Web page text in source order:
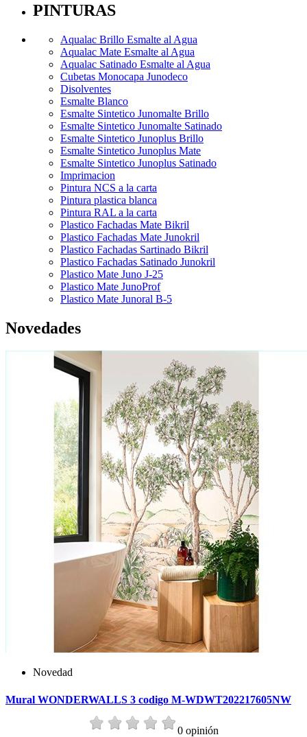
PINTURAS
Aqualac Brillo Esmalte al Agua
Aqualac Mate Esmalte al Agua
Aqualac Satinado Esmalte al Agua
Cubetas Monocapa Junodeco
Disolventes
Esmalte Blanco
Esmalte Sintetico Junomalte Brillo
Esmalte Sintetico Junomalte Satinado
Esmalte Sintetico Junoplus Brillo
Esmalte Sintetico Junoplus Mate
Esmalte Sintetico Junoplus Satinado
Imprimacion
Pintura NCS a la carta
Pintura plastica blanca
Pintura RAL a la carta
Plastico Fachadas Mate Bikril
Plastico Fachadas Mate Junokril
Plastico Fachadas Sartinado Bikril
Plastico Fachadas Satinado Junokril
Plastico Mate Juno J-25
Plastico Mate JunoProf
Plastico Mate Junoral B-5
Novedades
Novedad
Mural WONDERWALLS 3 codigo M-WDWT202217605NW
0 opinión